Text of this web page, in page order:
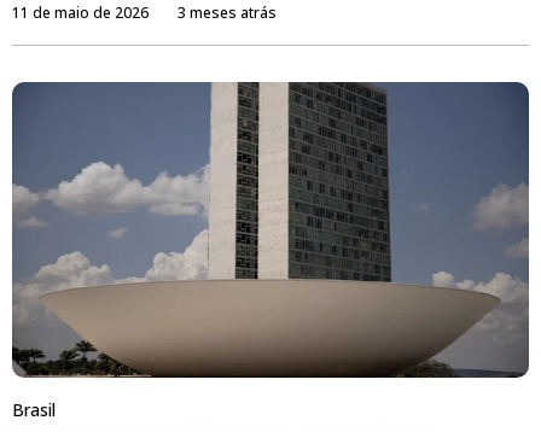
11 de maio de 2026 3 meses atrás
Brasil